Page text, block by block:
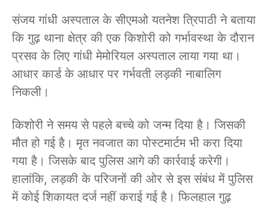
संजय गांधी अस्पताल के सीएमओ यतनेश त्रिपाठी ने बताया
कि गुढ़ थाना क्षेत्र की एक किशोरी को गर्भावस्था के दौरान
प्रसव के लिए गांधी मेमोरियल अस्पताल लाया गया था।
आधार कार्ड के आधार पर गर्भवती लड़की नाबालिग
निकली।
किशोरी ने समय से पहले बच्चे को जन्म दिया है। जिसकी
मौत हो गई है। मृत नवजात का पोस्टमार्टम भी करा दिया
गया है। जिसके बाद पुलिस आगे की कार्रवाई करेगी।
हालांकि, लड़की के परिजनों की ओर से इस संबंध में पुलिस
में कोई शिकायत दर्ज नहीं कराई गई है। फिलहाल गुढ़